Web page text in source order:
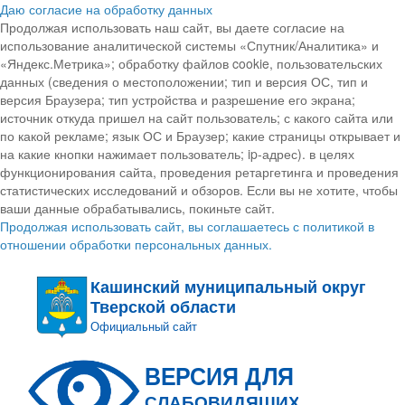
Даю согласие на обработку данных
Продолжая использовать наш сайт, вы даете согласие на
использование аналитической системы «Спутник/Аналитика» и
«Яндекс.Метрика»; обработку файлов cookie, пользовательских
данных (сведения о местоположении; тип и версия ОС, тип и
версия Браузера; тип устройства и разрешение его экрана;
источник откуда пришел на сайт пользователь; с какого сайта или
по какой рекламе; язык ОС и Браузер; какие страницы открывает и
на какие кнопки нажимает пользователь; ip-адрес). в целях
функционирования сайта, проведения ретаргетинга и проведения
статистических исследований и обзоров. Если вы не хотите, чтобы
ваши данные обрабатывались, покиньте сайт.
Продолжая использовать сайт, вы соглашаетесь с политикой в
отношении обработки персональных данных.